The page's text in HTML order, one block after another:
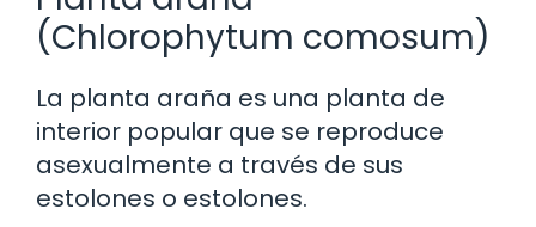
(Chlorophytum comosum)
La planta araña es una planta de
interior popular que se reproduce
asexualmente a través de sus
estolones o estolones.